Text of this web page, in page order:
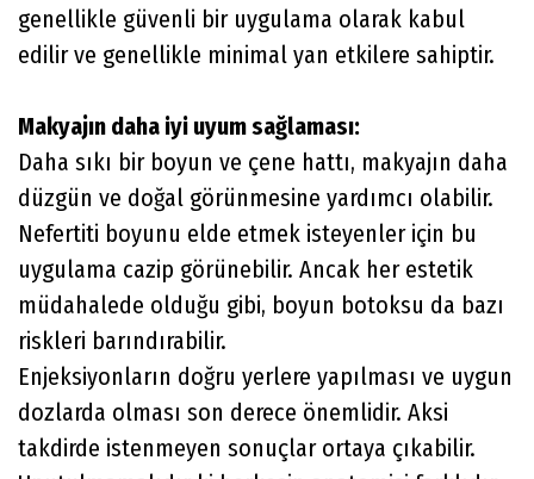
genellikle güvenli bir uygulama olarak kabul
edilir ve genellikle minimal yan etkilere sahiptir.
Makyajın daha iyi uyum sağlaması:
Daha sıkı bir boyun ve çene hattı, makyajın daha
düzgün ve doğal görünmesine yardımcı olabilir.
Nefertiti boyunu elde etmek isteyenler için bu
uygulama cazip görünebilir. Ancak her estetik
müdahalede olduğu gibi, boyun botoksu da bazı
riskleri barındırabilir.
Enjeksiyonların doğru yerlere yapılması ve uygun
dozlarda olması son derece önemlidir. Aksi
takdirde istenmeyen sonuçlar ortaya çıkabilir.